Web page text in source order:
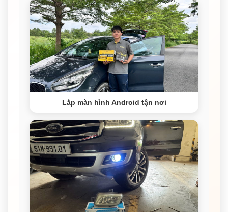
Lắp màn hình Android tận nơi